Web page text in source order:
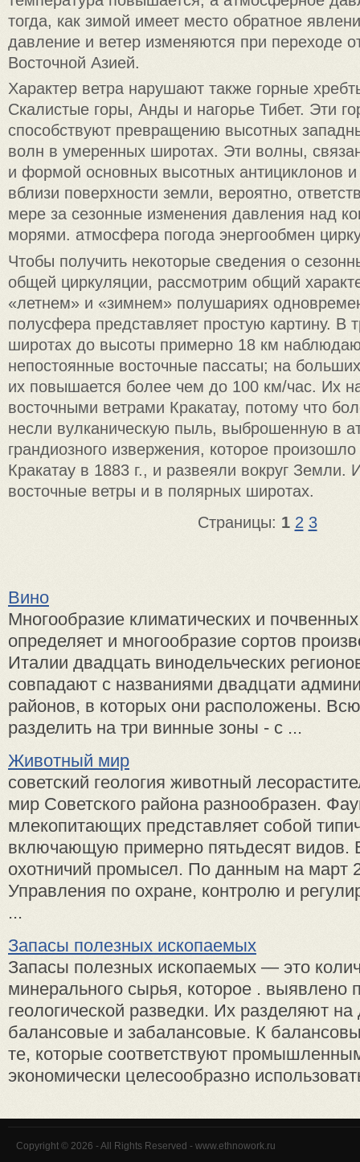
тогда, как зимой имеет место обратное
давление и ветер изменяются при переходе
Восточной Азией.
Характер ветра нарушают также горные
Скалистые горы, Анды и нагорье Тибет. Эти
способствуют превращению высотных
волн в умеренных широтах. Эти волны,
и формой основных высотных антициклонов
вблизи поверхности земли, вероятно,
мере за сезонные изменения давления над
морями. атмосфера погода энергообмен
Чтобы получить некоторые сведения о
общей циркуляции, рассмотрим общий
«летнем» и «зимнем» полушариях
полусфера представляет простую картину. В
широтах до высоты примерно 18 км
непостоянные восточные пассаты; на
их повышается более чем до 100 км/час. Их
восточными ветрами Кракатау, потому что
несли вулканическую пыль, выброшенную в
грандиозного извержения, которое
Кракатау в 1883 г., и развеяли вокруг Земли.
восточные ветры и в полярных широтах.
Страницы: 1 2 3
Вино
Многообразие климатических и
определяет и многооб­разие сортов
Италии двадцать винодельческих
совпадают с названиями двадцати
районов, в которых они расположены.
разделить на три винные зоны - с ...
Животный мир
советский геология животный
мир Советского района разнообразен.
млекопитающих представляет собой
включающую примерно пятьдесят видов.
охотничий промысел. По данным на март
Управления по охране, контролю и
...
Запасы полезных ископаемых
Запасы полезных ископаемых — это
минерального сырья, которое . выявлено
геологической разведки. Их разделяют
балансовые и забалансовые. К
те, которые соответствуют
экономически целесообразно
Copyright © 2026 - All Rights Reserved - www.ethnowork.ru